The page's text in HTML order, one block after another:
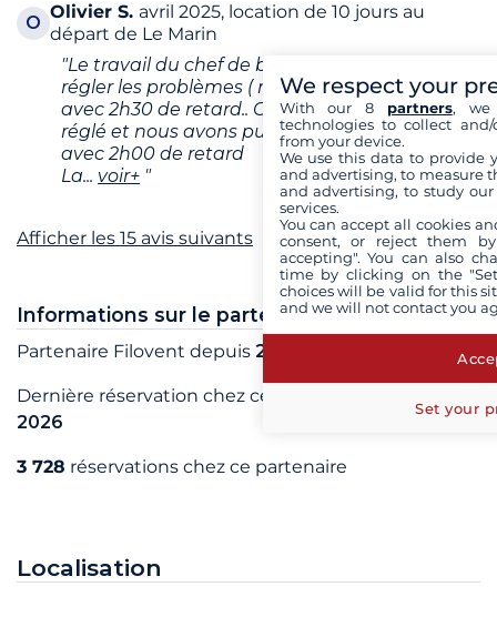
O
Olivier S. avril 2025, location de 10 jours au
départ de Le Marin
"Le travail du chef de base très volontaire pour
régler les problèmes ( notre bateau est revenu
avec 2h30 de retard.. Grace a lui tout a pu etre
réglé et nous avons pu partir le soir meme
avec 2h00 de retard
La... voir+ "
Afficher les 15 avis suivants
Informations sur le partenaire
Partenaire Filovent depuis 2003
Dernière réservation chez ce partenaire en
2026
3 728 réservations chez ce partenaire
Localisation
We respect your
With our 8 partners, we
technologies to collect
from your device.
We use this data to provide
and advertising, to measure
and advertising, to study
services.
You can accept all cookies
consent, or reject them
accepting". You can also
time by clicking on the
choices will be valid for this
and we will not contact you
Set your